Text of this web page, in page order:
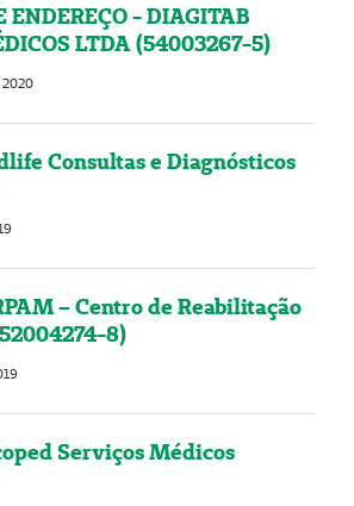
ENDEREÇO - DIAGITAB
LTDA (54003267-5)
2020
Consultas e Diagnósticos
– Centro de Reabilitação
8)
Serviços Médicos